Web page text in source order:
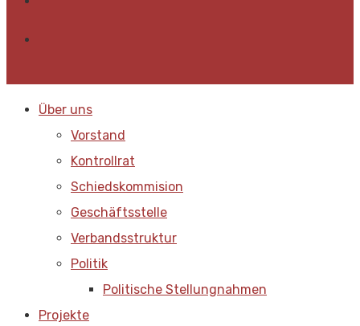
Über uns
Vorstand
Kontrollrat
Schiedskommision
Geschäftsstelle
Verbandsstruktur
Politik
Politische Stellungnahmen
Projekte